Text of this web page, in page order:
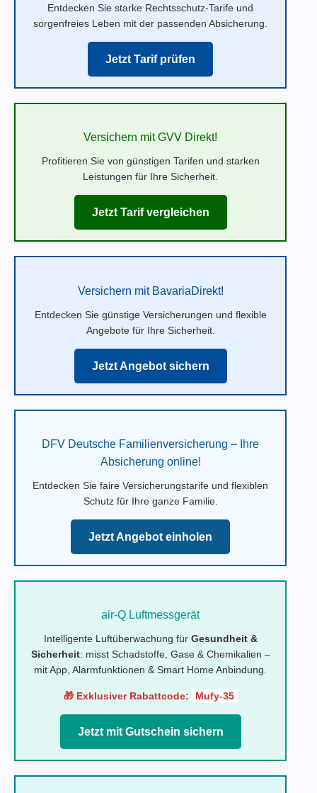
Entdecken Sie starke Rechtsschutz-Tarife und
sorgenfreies Leben mit der passenden Absicherung.
Jetzt Tarif prüfen
Versichern mit GVV Direkt!
Profitieren Sie von günstigen Tarifen und starken
Leistungen für Ihre Sicherheit.
Jetzt Tarif vergleichen
Versichern mit BavariaDirekt!
Entdecken Sie günstige Versicherungen und flexible
Angebote für Ihre Sicherheit.
Jetzt Angebot sichern
DFV Deutsche Familienversicherung – Ihre
Absicherung online!
Entdecken Sie faire Versicherungstarife und flexiblen
Schutz für Ihre ganze Familie.
Jetzt Angebot einholen
air-Q Luftmessgerät
Intelligente Luftüberwachung für Gesundheit &
Sicherheit: misst Schadstoffe, Gase & Chemikalien –
mit App, Alarmfunktionen & Smart Home Anbindung.
🎁 Exklusiver Rabattcode: Mufy-35
Jetzt mit Gutschein sichern